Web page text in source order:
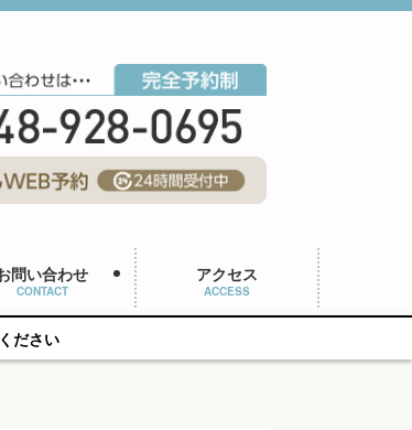
問い合わせ
CONTACT
アクセス
ACCESS